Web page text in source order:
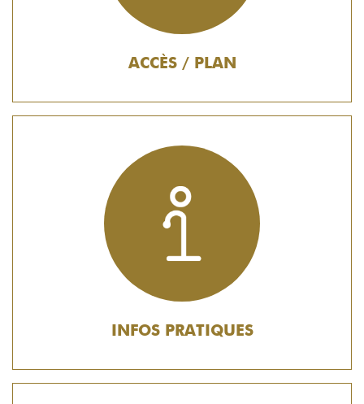
ACCÈS / PLAN
INFOS PRATIQUES